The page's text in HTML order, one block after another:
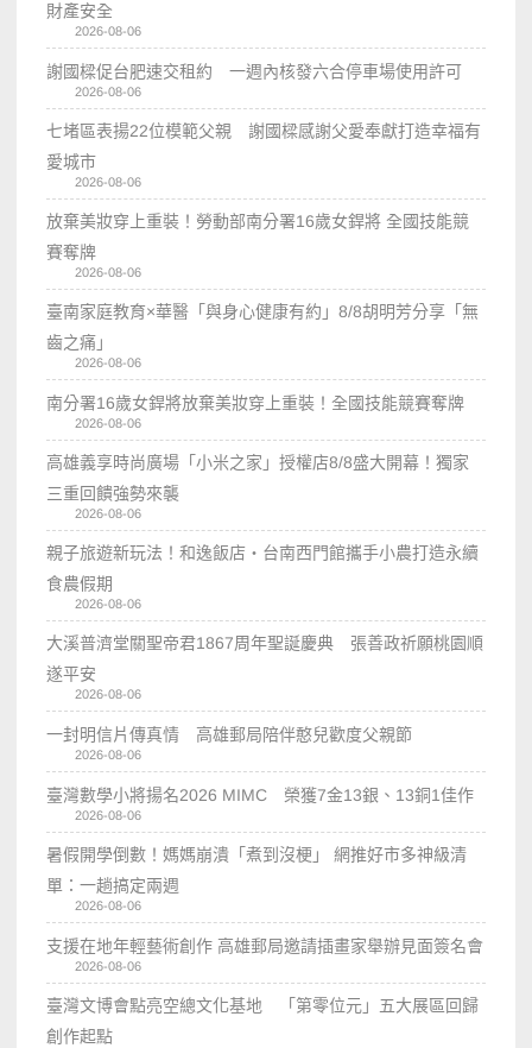
財產安全
2026-08-06
謝國樑促台肥速交租約 一週內核發六合停車場使用許可
2026-08-06
七堵區表揚22位模範父親 謝國樑感謝父愛奉獻打造幸福有
愛城市
2026-08-06
放棄美妝穿上重裝！勞動部南分署16歲女銲將 全國技能競
賽奪牌
2026-08-06
臺南家庭教育×華醫「與身心健康有約」8/8胡明芳分享「無
齒之痛」
2026-08-06
南分署16歲女銲將放棄美妝穿上重裝！全國技能競賽奪牌
2026-08-06
高雄義享時尚廣場「小米之家」授權店8/8盛大開幕！獨家
三重回饋強勢來襲
2026-08-06
親子旅遊新玩法！和逸飯店‧台南西門館攜手小農打造永續
食農假期
2026-08-06
大溪普濟堂關聖帝君1867周年聖誕慶典 張善政祈願桃園順
遂平安
2026-08-06
一封明信片傳真情 高雄郵局陪伴憨兒歡度父親節
2026-08-06
臺灣數學小將揚名2026 MIMC​ 榮獲7金13銀、13銅1佳作
2026-08-06
暑假開學倒數！媽媽崩潰「煮到沒梗」 網推好市多神級清
單：一趟搞定兩週
2026-08-06
支援在地年輕藝術創作 高雄郵局邀請插畫家舉辦見面簽名會
2026-08-06
臺灣文博會點亮空總文化基地 「第零位元」五大展區回歸
創作起點